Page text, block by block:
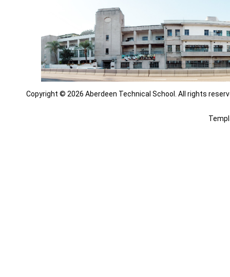
Copyright © 2026 Aberdeen Technical School. All rights